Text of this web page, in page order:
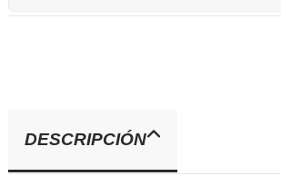
DESCRIPCIÓN